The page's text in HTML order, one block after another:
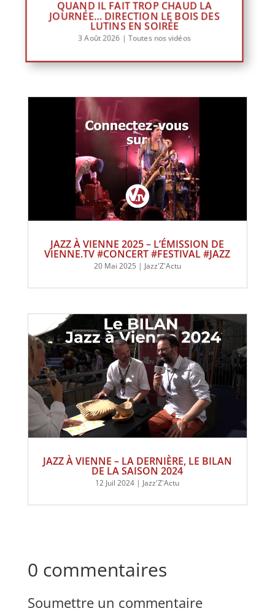
QUAND IL FAIT TROP CHAUD LA
JOURNÉE… DIRECTION LE BOIS DES
LUTINS EN SOIRÉE
3 Août 2026 | Toutes nos vidéos
JAZZ À VIENNE 2025 – L’ÉMISSION DE
VIENNE.TV #CONCERT #FESTIVAL #JAZZ
20 Mai 2025 | Jazz'Z'Actu
JAZZ À VIENNE – LA DERNIÈRE, LE BILAN
DE LA SAISON 2024
12 Juil 2024 | Jazz'Z'Actu
0 commentaires
Soumettre un commentaire